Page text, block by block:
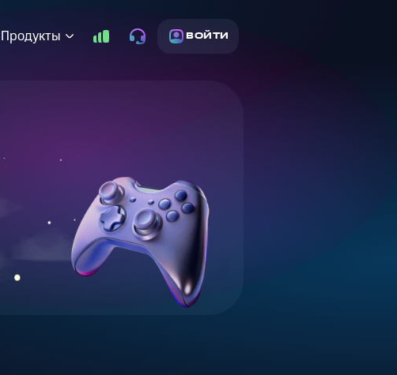
Продукты ВОЙТИ